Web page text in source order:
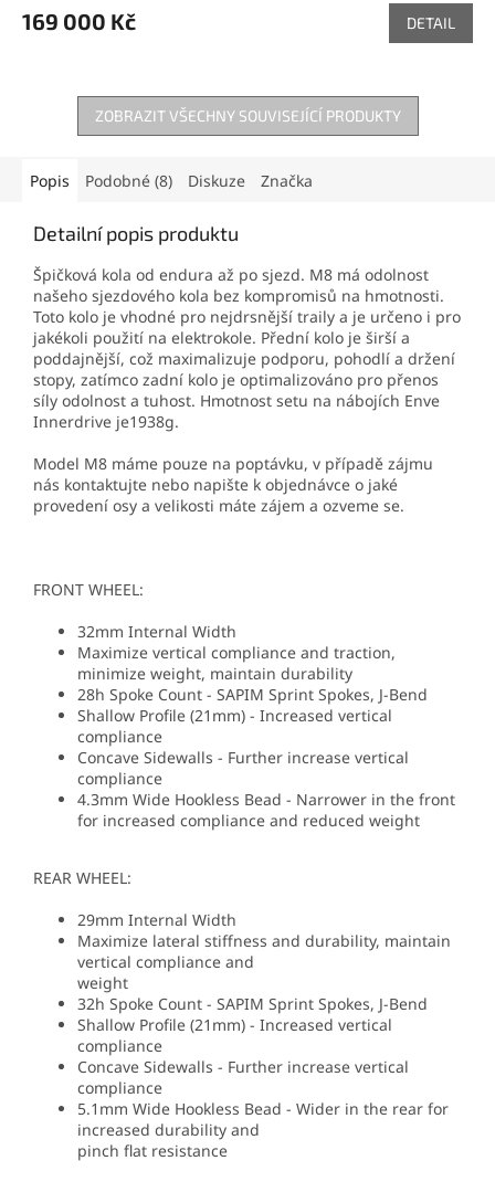
169 000 Kč DETAIL
ZOBRAZIT VŠECHNY SOUVISEJÍCÍ PRODUKTY
Popis Podobné (8) Diskuze Značka
Detailní popis produktu
Špičková kola od endura až po sjezd. M8 má odolnost
našeho sjezdového kola bez kompromisů na hmotnosti.
Toto kolo je vhodné pro nejdrsnější traily a je určeno i pro
jakékoli použití na elektrokole. Přední kolo je širší a
poddajnější, což maximalizuje podporu, pohodlí a držení
stopy, zatímco zadní kolo je optimalizováno pro přenos
síly odolnost a tuhost. Hmotnost setu na nábojích Enve
Innerdrive je1938g.
Model M8 máme pouze na poptávku, v případě zájmu
nás kontaktujte nebo napište k objednávce o jaké
provedení osy a velikosti máte zájem a ozveme se.
FRONT WHEEL:
32mm Internal Width
Maximize vertical compliance and traction,
minimize weight, maintain durability
28h Spoke Count - SAPIM Sprint Spokes, J-Bend
Shallow Profile (21mm) - Increased vertical
compliance
Concave Sidewalls - Further increase vertical
compliance
4.3mm Wide Hookless Bead - Narrower in the front
for increased compliance and reduced weight
REAR WHEEL:
29mm Internal Width
Maximize lateral stiffness and durability, maintain
vertical compliance and
weight
32h Spoke Count - SAPIM Sprint Spokes, J-Bend
Shallow Profile (21mm) - Increased vertical
compliance
Concave Sidewalls - Further increase vertical
compliance
5.1mm Wide Hookless Bead - Wider in the rear for
increased durability and
pinch flat resistance